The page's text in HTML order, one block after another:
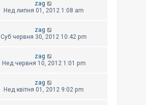
zag
Нед липня 01, 2012 1:08 am
zag
Суб червня 30, 2012 10:42 pm
zag
Нед червня 10, 2012 1:01 pm
zag
Нед квітня 01, 2012 9:02 pm